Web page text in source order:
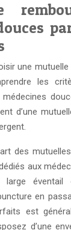
une
les
d’une
des
aux
large éventail
en
est
d’une